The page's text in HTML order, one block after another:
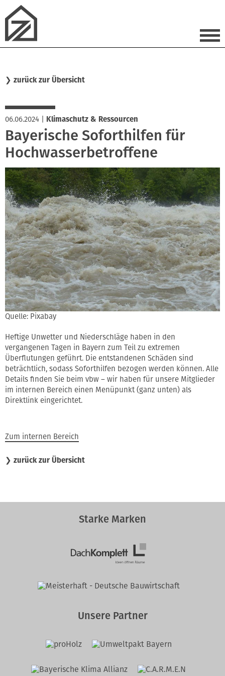
❯ zurück zur Übersicht
06.06.2024 Klimaschutz & Ressourcen
Bayerische Soforthilfen für
Hochwasserbetroffene
Quelle: Pixabay
Heftige Unwetter und Niederschläge haben in den
vergangenen Tagen in Bayern zum Teil zu extremen
Überflutungen geführt. Die entstandenen Schäden sind
beträchtlich, sodass Soforthilfen bezogen werden können. Alle
Details finden Sie beim vbw – wir haben für unsere Mitglieder
im internen Bereich einen Menüpunkt (ganz unten) als
Direktlink eingerichtet.
Zum internen Bereich
❯ zurück zur Übersicht
Starke Marken
Unsere Partner